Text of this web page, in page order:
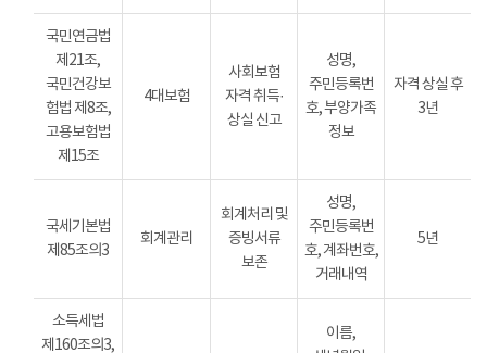
국민연금법
제21조,
국민건강보
험법 제8조,
고용보험법
제15조
4대보험
사회보험
자격 취득·
상실 신고
성명,
주민등록번
호, 부양가족
정보
자격 상실 후
3년
국세기본법
제85조의3
회계관리
회계처리 및
증빙서류
보존
성명,
주민등록번
호, 계좌번호,
거래내역
5년
소득세법
제160조의3,
이름,